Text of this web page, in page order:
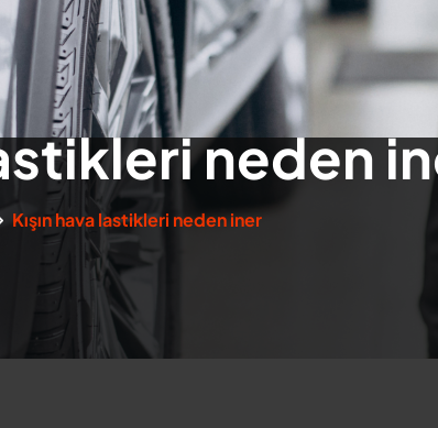
neden
Kışın hava lastikleri neden iner